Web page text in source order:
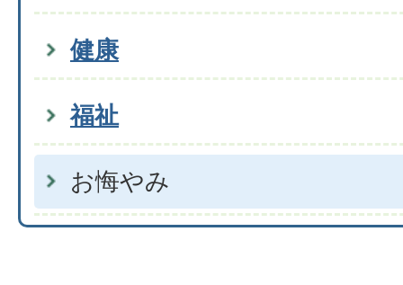
健康
福祉
お悔やみ